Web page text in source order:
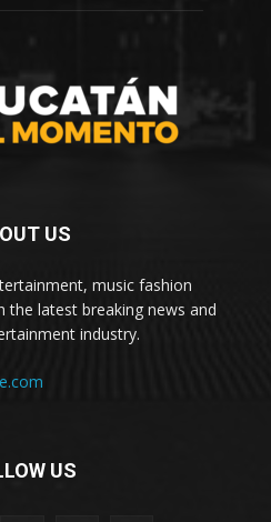
US
music fashion
the latest breaking news and
industry.
US